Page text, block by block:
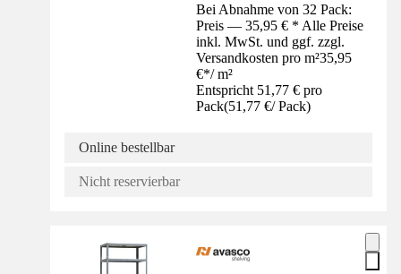
Bei Abnahme von 32 Pack:
Preis — 35,95 € * Alle Preise
inkl. MwSt. und ggf. zzgl.
Versandkosten pro m²35,95
€*/ m²
Entspricht 51,77 € pro
Pack(51,77 €/ Pack)
Online bestellbar
Nicht reservierbar